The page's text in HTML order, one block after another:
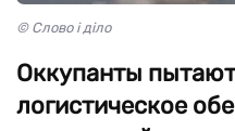
© Слово і діло
Оккупанты
логистическое